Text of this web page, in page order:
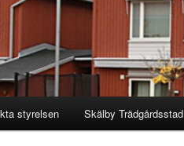
styrelsen Skälby Trädgårdsstad